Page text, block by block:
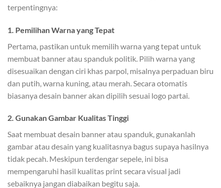
terpentingnya:
1. Pemilihan Warna yang Tepat
Pertama, pastikan untuk memilih warna yang tepat untuk
membuat banner atau spanduk politik. Pilih warna yang
disesuaikan dengan ciri khas parpol, misalnya perpaduan biru
dan putih, warna kuning, atau merah. Secara otomatis
biasanya desain banner akan dipilih sesuai logo partai.
2. Gunakan Gambar Kualitas Tinggi
Saat membuat desain banner atau spanduk, gunakanlah
gambar atau desain yang kualitasnya bagus supaya hasilnya
tidak pecah. Meskipun terdengar sepele, ini bisa
mempengaruhi hasil kualitas print secara visual jadi
sebaiknya jangan diabaikan begitu saja.